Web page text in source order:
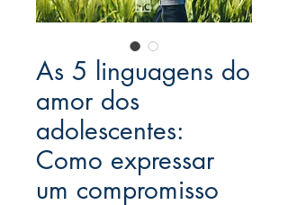
As 5 linguagens do
amor dos
adolescentes:
Como expressar
um compromisso